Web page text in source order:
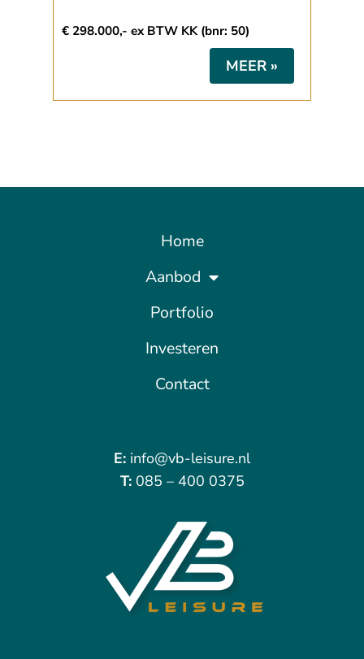
€ 298.000,- ex BTW KK (bnr: 50)
MEER »
Home
Aanbod
Portfolio
Investeren
Contact
E: info@vb-leisure.nl
T: 085 – 400 0375